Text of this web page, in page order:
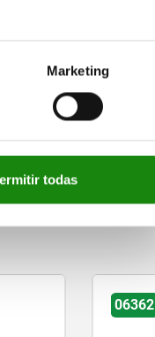
Marketing
todas
06290